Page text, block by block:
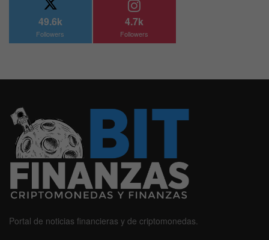
49.6k
Followers
4.7k
Followers
Portal de noticias financieras y de criptomonedas.